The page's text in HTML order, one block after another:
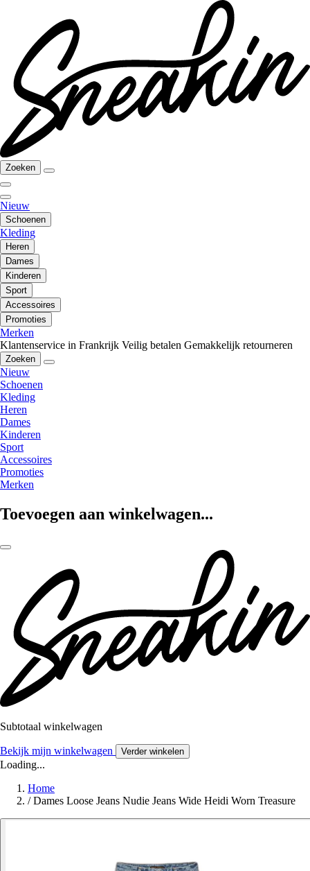
Zoeken
Nieuw
Schoenen
Kleding
Heren
Dames
Kinderen
Sport
Accessoires
Promoties
Merken
Klantenservice in Frankrijk Veilig betalen Gemakkelijk retourneren
Zoeken
Nieuw
Schoenen
Kleding
Heren
Dames
Kinderen
Sport
Accessoires
Promoties
Merken
Toevoegen aan winkelwagen...
Subtotaal winkelwagen
Bekijk mijn winkelwagen Verder winkelen
Loading...
Home
/ Dames Loose Jeans Nudie Jeans Wide Heidi Worn Treasure